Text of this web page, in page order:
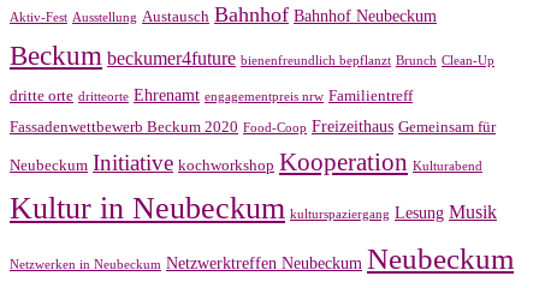
Aktiv-Fest Ausstellung Austausch Bahnhof Bahnhof Neubeckum
Beckum beckumer4future bienenfreundlich bepflanzt Brunch Clean-Up
dritte orte dritteorte Ehrenamt engagementpreis nrw Familientreff
Fassadenwettbewerb Beckum 2020 Food-Coop Freizeithaus Gemeinsam für
Neubeckum Initiative kochworkshop Kooperation Kulturabend
Kultur in Neubeckum kulturspaziergang Lesung Musik
Netzwerken in Neubeckum Netzwerktreffen Neubeckum Neubeckum